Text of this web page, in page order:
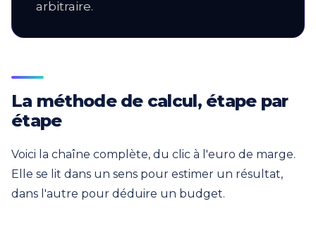
arbitraire.
La méthode de calcul, étape par
étape
Voici la chaîne complète, du clic à l'euro de marge.
Elle se lit dans un sens pour estimer un résultat,
dans l'autre pour déduire un budget.